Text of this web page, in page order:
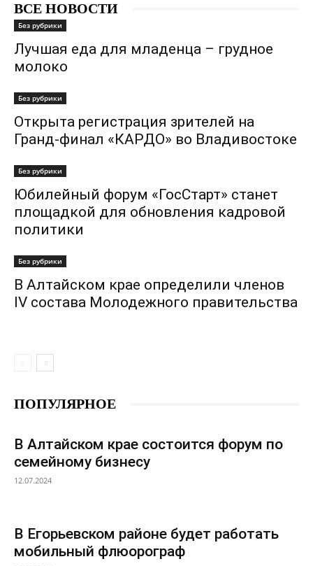
ВСЕ НОВОСТИ
Без рубрики
Лучшая еда для младенца – грудное
молоко
Без рубрики
Открыта регистрация зрителей на
Гранд-финал «КАРДО» во Владивостоке
Без рубрики
Юбилейный форум «ГосСтарт» станет
площадкой для обновления кадровой
политики
Без рубрики
В Алтайском крае определили членов
IV состава Молодежного правительства
ПОПУЛЯРНОЕ
В Алтайском крае состоится форум по
семейному бизнесу
12.07.2024
В Егорьевском районе будет работать
мобильный флюорограф